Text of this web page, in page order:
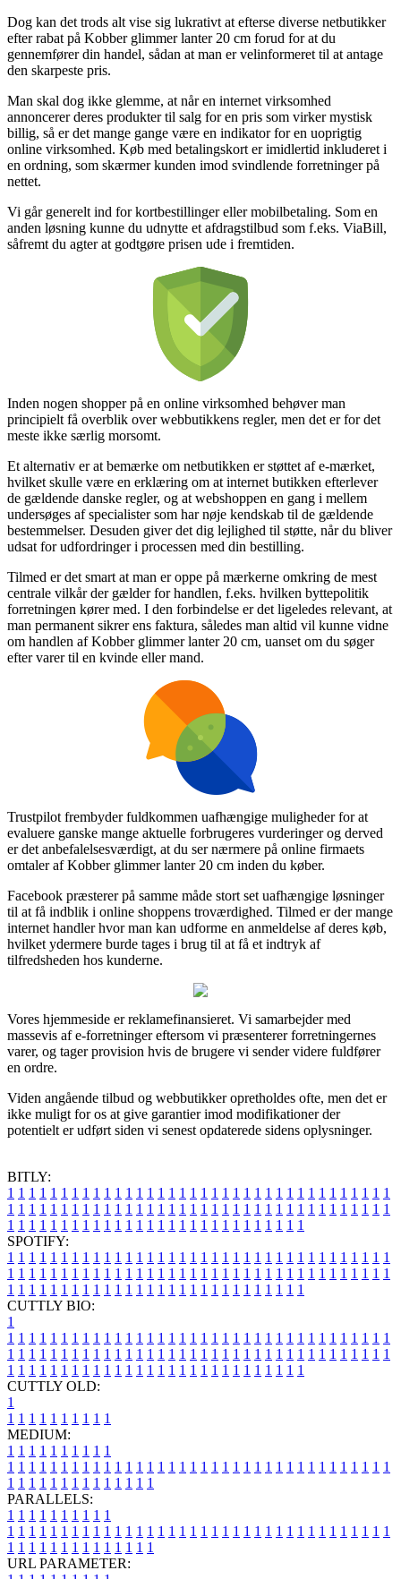
Dog kan det trods alt vise sig lukrativt at efterse diverse netbutikker
efter rabat på Kobber glimmer lanter 20 cm forud for at du
gennemfører din handel, sådan at man er velinformeret til at antage
den skarpeste pris.
Man skal dog ikke glemme, at når en internet virksomhed
annoncerer deres produkter til salg for en pris som virker mystisk
billig, så er det mange gange være en indikator for en uoprigtig
online virksomhed. Køb med betalingskort er imidlertid inkluderet i
en ordning, som skærmer kunden imod svindlende forretninger på
nettet.
Vi går generelt ind for kortbestillinger eller mobilbetaling. Som en
anden løsning kunne du udnytte et afdragstilbud som f.eks. ViaBill,
såfremt du agter at godtgøre prisen ude i fremtiden.
Inden nogen shopper på en online virksomhed behøver man
principielt få overblik over webbutikkens regler, men det er for det
meste ikke særlig morsomt.
Et alternativ er at bemærke om netbutikken er støttet af e-mærket,
hvilket skulle være en erklæring om at internet butikken efterlever
de gældende danske regler, og at webshoppen en gang i mellem
undersøges af specialister som har nøje kendskab til de gældende
bestemmelser. Desuden giver det dig lejlighed til støtte, når du bliver
udsat for udfordringer i processen med din bestilling.
Tilmed er det smart at man er oppe på mærkerne omkring de mest
centrale vilkår der gælder for handlen, f.eks. hvilken byttepolitik
forretningen kører med. I den forbindelse er det ligeledes relevant, at
man permanent sikrer ens faktura, således man altid vil kunne vidne
om handlen af Kobber glimmer lanter 20 cm, uanset om du søger
efter varer til en kvinde eller mand.
Trustpilot frembyder fuldkommen uafhængige muligheder for at
evaluere ganske mange aktuelle forbrugeres vurderinger og derved
er det anbefalelsesværdigt, at du ser nærmere på online firmaets
omtaler af Kobber glimmer lanter 20 cm inden du køber.
Facebook præsterer på samme måde stort set uafhængige løsninger
til at få indblik i online shoppens troværdighed. Tilmed er der mange
internet handler hvor man kan udforme en anmeldelse af deres køb,
hvilket ydermere burde tages i brug til at få et indtryk af
tilfredsheden hos kunderne.
Vores hjemmeside er reklamefinansieret. Vi samarbejder med
massevis af e-forretninger eftersom vi præsenterer forretningernes
varer, og tager provision hvis de brugere vi sender videre fuldfører
en ordre.
Viden angående tilbud og webbutikker opretholdes ofte, men det er
ikke muligt for os at give garantier imod modifikationer der
potentielt er udført siden vi senest opdaterede sidens oplysninger.
BITLY:
1 1 1 1 1 1 1 1 1 1 1 1 1 1 1 1 1 1 1 1 1 1 1 1 1 1 1 1 1 1 1 1 1 1 1 1
1 1 1 1 1 1 1 1 1 1 1 1 1 1 1 1 1 1 1 1 1 1 1 1 1 1 1 1 1 1 1 1 1 1 1 1
1 1 1 1 1 1 1 1 1 1 1 1 1 1 1 1 1 1 1 1 1 1 1 1 1 1 1 1
SPOTIFY:
1 1 1 1 1 1 1 1 1 1 1 1 1 1 1 1 1 1 1 1 1 1 1 1 1 1 1 1 1 1 1 1 1 1 1 1
1 1 1 1 1 1 1 1 1 1 1 1 1 1 1 1 1 1 1 1 1 1 1 1 1 1 1 1 1 1 1 1 1 1 1 1
1 1 1 1 1 1 1 1 1 1 1 1 1 1 1 1 1 1 1 1 1 1 1 1 1 1 1 1
CUTTLY BIO:
1
1 1 1 1 1 1 1 1 1 1 1 1 1 1 1 1 1 1 1 1 1 1 1 1 1 1 1 1 1 1 1 1 1 1 1 1
1 1 1 1 1 1 1 1 1 1 1 1 1 1 1 1 1 1 1 1 1 1 1 1 1 1 1 1 1 1 1 1 1 1 1 1
1 1 1 1 1 1 1 1 1 1 1 1 1 1 1 1 1 1 1 1 1 1 1 1 1 1 1 1
CUTTLY OLD:
1
1 1 1 1 1 1 1 1 1 1
MEDIUM:
1 1 1 1 1 1 1 1 1 1
1 1 1 1 1 1 1 1 1 1 1 1 1 1 1 1 1 1 1 1 1 1 1 1 1 1 1 1 1 1 1 1 1 1 1 1
1 1 1 1 1 1 1 1 1 1 1 1 1 1
PARALLELS:
1 1 1 1 1 1 1 1 1 1
1 1 1 1 1 1 1 1 1 1 1 1 1 1 1 1 1 1 1 1 1 1 1 1 1 1 1 1 1 1 1 1 1 1 1 1
1 1 1 1 1 1 1 1 1 1 1 1 1 1
URL PARAMETER: